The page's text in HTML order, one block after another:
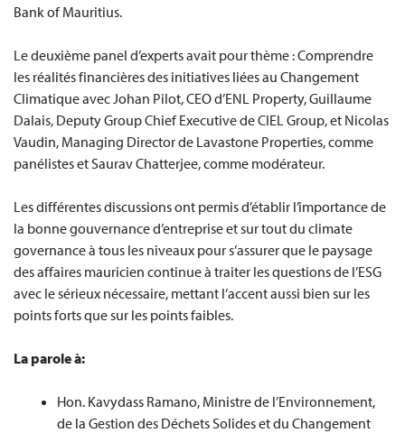
Bank of Mauritius.
Le deuxième panel d’experts avait pour thème : Comprendre
les réalités financières des initiatives liées au Changement
Climatique avec Johan Pilot, CEO d’ENL Property, Guillaume
Dalais, Deputy Group Chief Executive de CIEL Group, et Nicolas
Vaudin, Managing Director de Lavastone Properties, comme
panélistes et Saurav Chatterjee, comme modérateur.
Les différentes discussions ont permis d’établir l’importance de
la bonne gouvernance d’entreprise et sur tout du climate
governance à tous les niveaux pour s’assurer que le paysage
des affaires mauricien continue à traiter les questions de l’ESG
avec le sérieux nécessaire, mettant l’accent aussi bien sur les
points forts que sur les points faibles.
La parole à:
Hon. Kavydass Ramano, Ministre de l’Environnement,
de la Gestion des Déchets Solides et du Changement